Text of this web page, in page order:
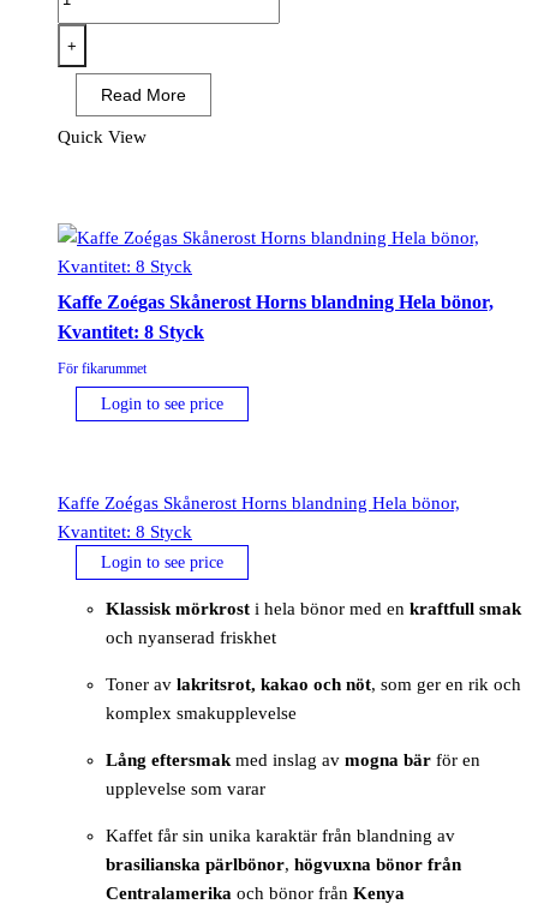
Mellanrost,
Maskin
mängd
+
Read More
Quick View
Kaffe Zoégas Skånerost Horns blandning Hela bönor,
Kvantitet: 8 Styck
För fikarummet
Login to see price
Kaffe Zoégas Skånerost Horns blandning Hela bönor,
Kvantitet: 8 Styck
Login to see price
Klassisk mörkrost i hela bönor med en kraftfull smak
och nyanserad friskhet
Toner av lakritsrot, kakao och nöt, som ger en rik och
komplex smakupplevelse
Lång eftersmak med inslag av mogna bär för en
upplevelse som varar
Kaffet får sin unika karaktär från blandning av
brasilianska pärlbönor, högvuxna bönor från
Centralamerika och bönor från Kenya